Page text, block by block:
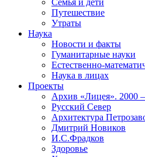
Семья и дети
Путешествие
Утраты
Наука
Новости и факты
Гуманитарные науки
Естественно-
Наука в лицах
Проекты
Архив «Лицея». 2000
Русский Север
Архитектура
Дмитрий Новиков
И.С.Фрадков
Здоровье